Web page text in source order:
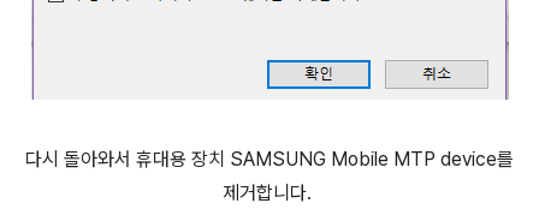
다시 돌아와서 휴대용 장치 SAMSUNG Mobile MTP device를
제거합니다.